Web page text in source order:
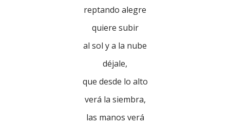
reptando alegre
quiere subir
al sol y a la nube
déjale,
que desde lo alto
verá la siembra,
las manos verá